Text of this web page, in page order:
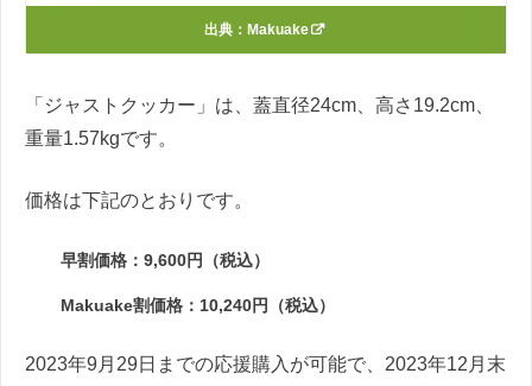
出典： Makuake
「ジャストクッカー」は、蓋直径24cm、高さ19.2cm、
重量1.57kgです。
価格は下記のとおりです。
早割価格：9,600円（税込）
Makuake割価格：10,240円（税込）
2023年9月29日までの応援購入が可能で、2023年12月末